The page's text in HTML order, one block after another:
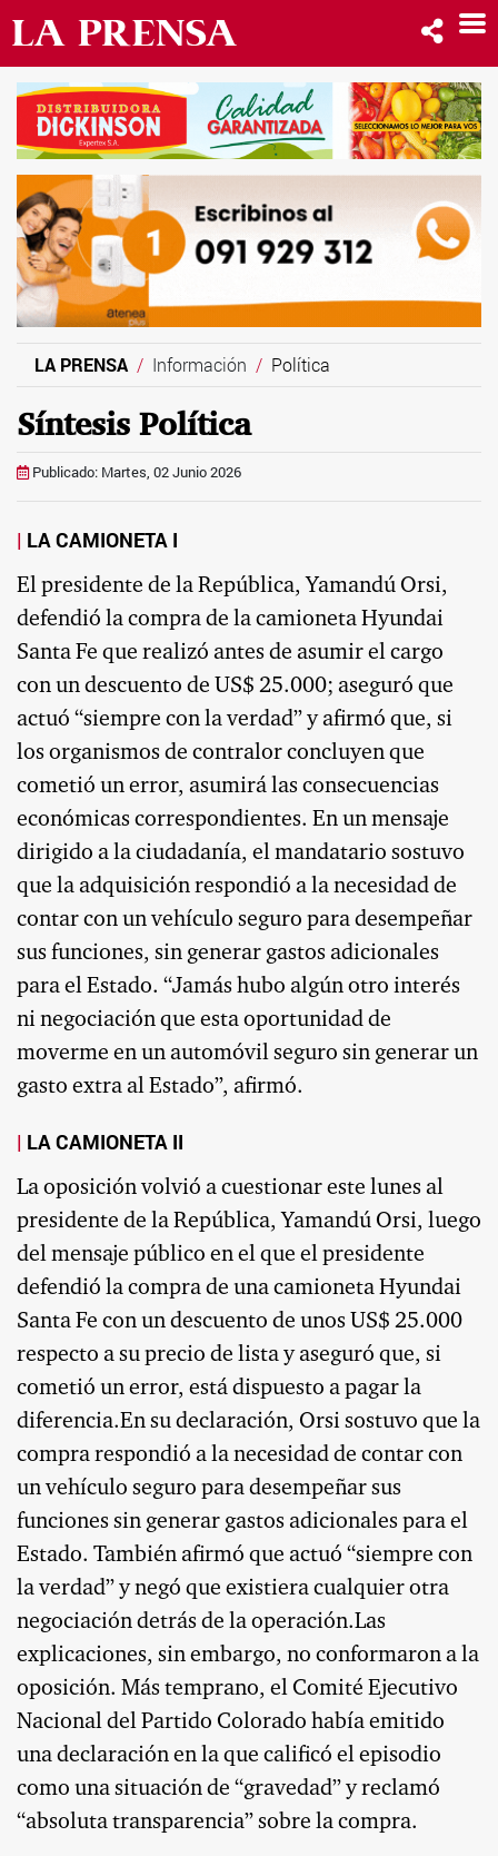
LA PRENSA Información Política
Síntesis Política
Publicado: Martes, 02 Junio 2026
LA CAMIONETA I
El presidente de la República, Yamandú Orsi,
defendió la compra de la camioneta Hyundai
Santa Fe que realizó antes de asumir el cargo
con un descuento de US$ 25.000; aseguró que
actuó “siempre con la verdad” y afirmó que, si
los organismos de contralor concluyen que
cometió un error, asumirá las consecuencias
económicas correspondientes. En un mensaje
dirigido a la ciudadanía, el mandatario sostuvo
que la adquisición respondió a la necesidad de
contar con un vehículo seguro para desempeñar
sus funciones, sin generar gastos adicionales
para el Estado. “Jamás hubo algún otro interés
ni negociación que esta oportunidad de
moverme en un automóvil seguro sin generar un
gasto extra al Estado”, afirmó.
LA CAMIONETA II
La oposición volvió a cuestionar este lunes al
presidente de la República, Yamandú Orsi, luego
del mensaje público en el que el presidente
defendió la compra de una camioneta Hyundai
Santa Fe con un descuento de unos US$ 25.000
respecto a su precio de lista y aseguró que, si
cometió un error, está dispuesto a pagar la
diferencia.En su declaración, Orsi sostuvo que la
compra respondió a la necesidad de contar con
un vehículo seguro para desempeñar sus
funciones sin generar gastos adicionales para el
Estado. También afirmó que actuó “siempre con
la verdad” y negó que existiera cualquier otra
negociación detrás de la operación.Las
explicaciones, sin embargo, no conformaron a la
oposición. Más temprano, el Comité Ejecutivo
Nacional del Partido Colorado había emitido
una declaración en la que calificó el episodio
como una situación de “gravedad” y reclamó
“absoluta transparencia” sobre la compra.